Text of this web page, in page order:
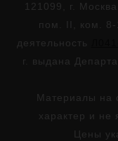
121099, г.
пом. II, ком. 8-
деятельность
г. выдана
Материалы на
характер и не
Цены